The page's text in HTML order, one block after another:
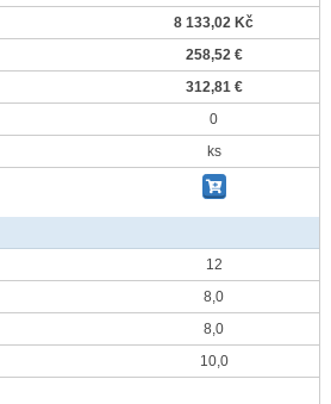
8 133,02 Kč
258,52 €
312,81 €
0
ks
12
8,0
8,0
10,0